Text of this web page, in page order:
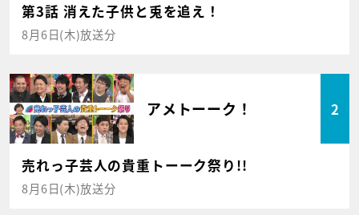
第3話 消えた子供と兎を追え！
8月6日(木)放送分
アメトーーク！ 2
売れっ子芸人の貴重トーーク祭り!!
8月6日(木)放送分